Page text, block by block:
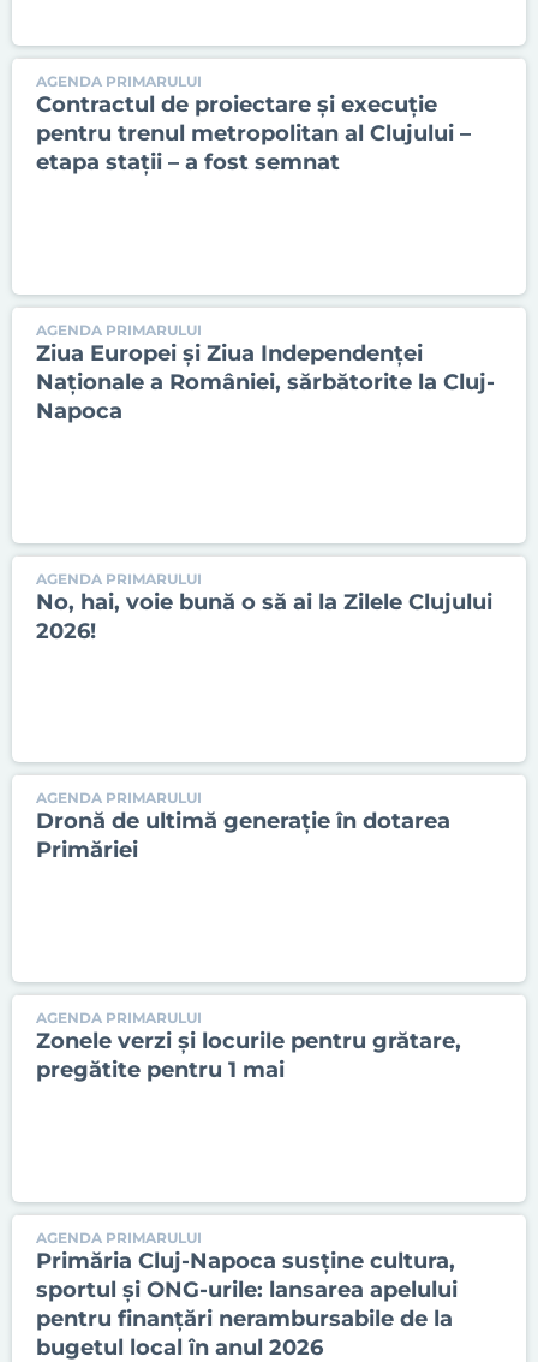
AGENDA PRIMARULUI
Contractul de proiectare și execuție
pentru trenul metropolitan al Clujului –
etapa stații – a fost semnat
AGENDA PRIMARULUI
Ziua Europei și Ziua Independenței
Naționale a României, sărbătorite la Cluj-
Napoca
AGENDA PRIMARULUI
No, hai, voie bună o să ai la Zilele Clujului
2026!
AGENDA PRIMARULUI
Dronă de ultimă generație în dotarea
Primăriei
AGENDA PRIMARULUI
Zonele verzi și locurile pentru grătare,
pregătite pentru 1 mai
AGENDA PRIMARULUI
Primăria Cluj-Napoca susține cultura,
sportul și ONG-urile: lansarea apelului
pentru finanțări nerambursabile de la
bugetul local în anul 2026